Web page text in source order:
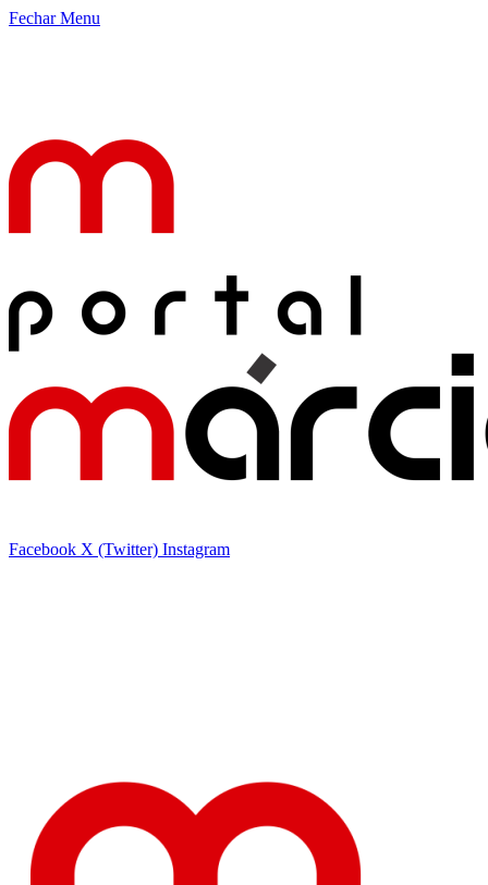
Fechar Menu
Facebook X (Twitter) Instagram